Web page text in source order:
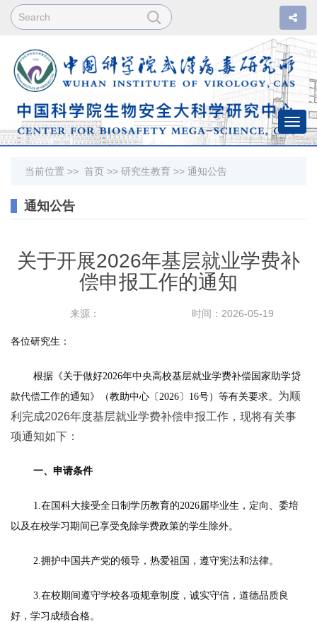
当前位置 >> 首页 >> 研究生教育 >> 通知公告
通知公告
关于开展2026年基层就业学费补
偿申报工作的通知
来源： 时间：2026-05-19
各位研究生：
根据《关于做好2026年中央高校基层就业学费补偿国家助学贷
款代偿工作的通知》（教助中心〔2026〕16号）等有关要求。 为顺
利完成2026年度基层就业学费补偿申报工作，现将有关事
项通知如下：
一、申请条件
1.在国科大接受全日制学历教育的2026届毕业生，定向、委培
以及在校学习期间已享受免除学费政策的学生除外。
2.拥护中国共产党的领导，热爱祖国，遵守宪法和法律。
3.在校期间遵守学校各项规章制度，诚实守信，道德品质良
好，学习成绩合格。